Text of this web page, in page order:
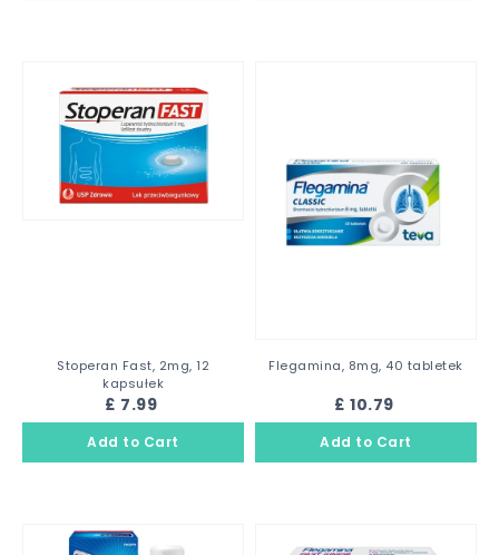
Stoperan Fast, 2mg, 12
kapsułek
£ 7.99
Flegamina, 8mg, 40 tabletek
£ 10.79